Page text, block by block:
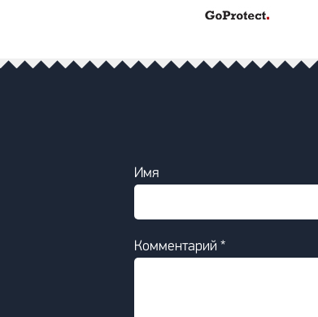
Имя
Комментарий *